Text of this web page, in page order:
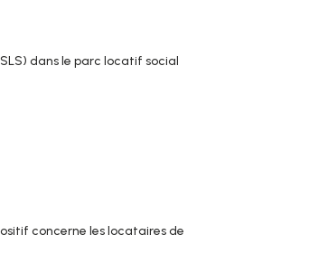
dans le parc locatif social
concerne les locataires de